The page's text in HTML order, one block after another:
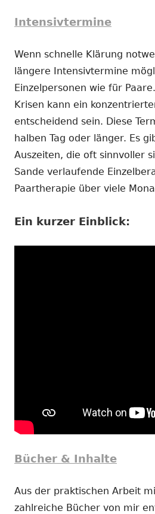
Intensivtermine
Wenn schnelle Klärung
längere Intensivtermine
Einzelpersonen wie für
Krisen kann ein
entscheidend sein. Diese
halben Tag oder länger. Es
Auszeiten, die oft sinnvoller
Sande verlaufende
Paartherapie über viele
Ein kurzer Einblick:
Bücher & Inhalte
Aus der praktischen Arbeit
zahlreiche Bücher von mir